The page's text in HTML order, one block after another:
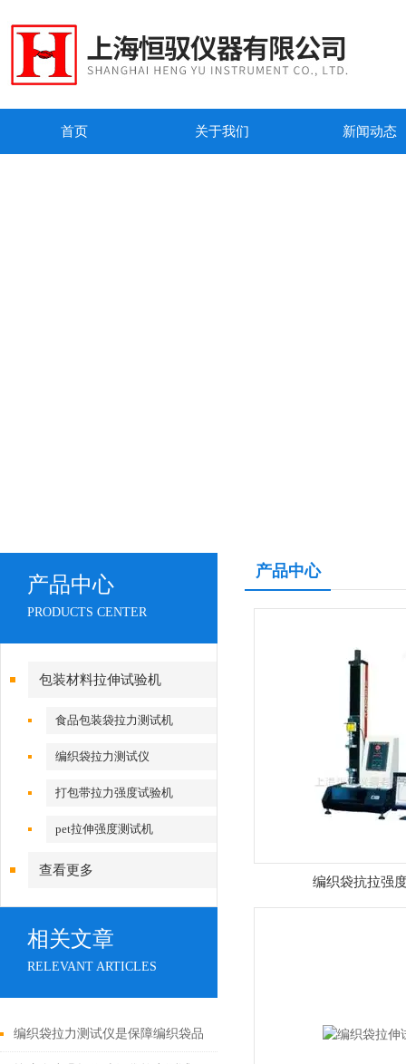
首页 关于我们 新闻动态
产品中心
PRODUCTS CENTER
包装材料拉伸试验机
食品包装袋拉力测试机
编织袋拉力测试仪
打包带拉力强度试验机
pet拉伸强度测试机
查看更多
相关文章
RELEVANT ARTICLES
编织袋拉力测试仪是保障编织袋品
产品中心
编织袋抗拉强